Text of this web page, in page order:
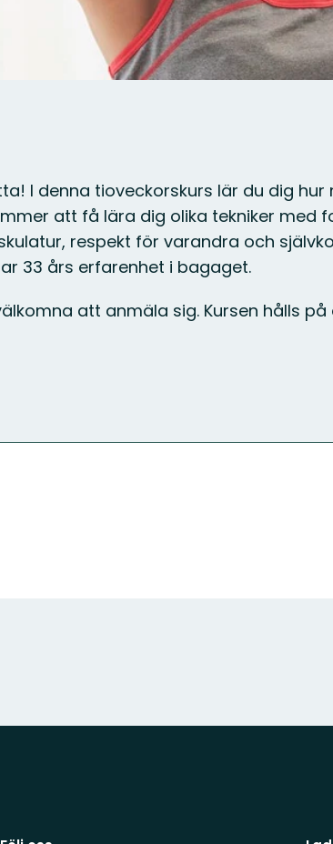
I denna tioveckorskurs lär du dig
att få lära dig olika tekniker med
respekt för varandra och
33 års erfarenhet i bagaget.
att anmäla sig. Kursen hålls